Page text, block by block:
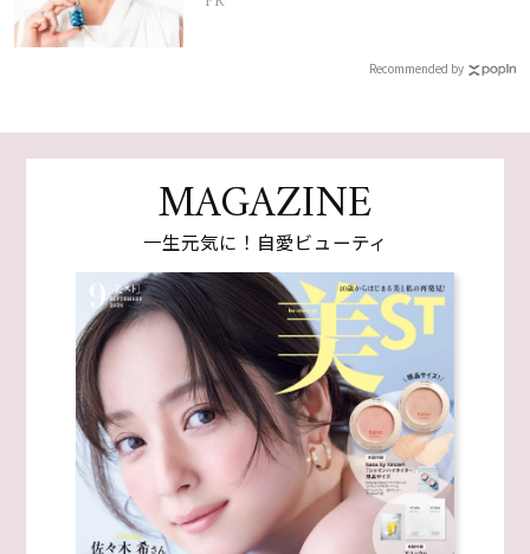
Recommended by
MAGAZINE
一生元気に！自愛ビューティ